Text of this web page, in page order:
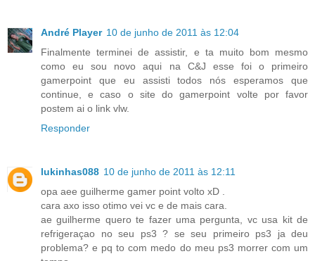
André Player 10 de junho de 2011 às 12:04
Finalmente terminei de assistir, e ta muito bom mesmo
como eu sou novo aqui na C&J esse foi o primeiro
gamerpoint que eu assisti todos nós esperamos que
continue, e caso o site do gamerpoint volte por favor
postem ai o link vlw.
Responder
lukinhas088 10 de junho de 2011 às 12:11
opa aee guilherme gamer point volto xD .
cara axo isso otimo vei vc e de mais cara.
ae guilherme quero te fazer uma pergunta, vc usa kit de
refrigeraçao no seu ps3 ? se seu primeiro ps3 ja deu
problema? e pq to com medo do meu ps3 morrer com um